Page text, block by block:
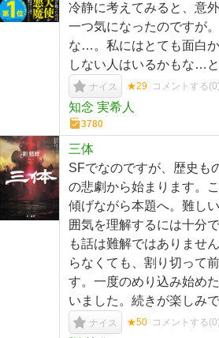
冷静に考えてみると、意
一つ気になったのですが
な…。私にはとても面白
しない人はいるかもな…と
ナイス ★29 コメントする(0)
知念 実希人
3780
三体
SFでなのですが、歴史も
の悲劇から始まります。
傾げながら本題へ。難し
囲気を理解するには十分
も話は難解ではありませ
らなくても、割り切って
す。一度のめり込み始め
いました。続きが楽しみで
ナイス ★50 コメントする(0)